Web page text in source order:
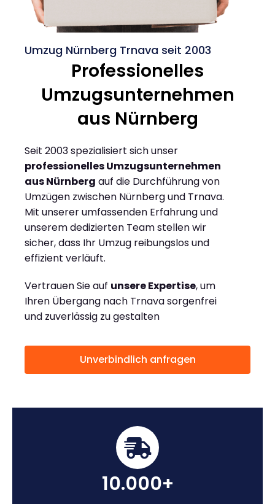
Umzug Nürnberg Trnava seit 2003
Professionelles
Umzugsunternehmen
aus Nürnberg
Seit 2003 spezialisiert sich unser
professionelles Umzugsunternehmen
aus Nürnberg auf die Durchführung von
Umzügen zwischen Nürnberg und Trnava.
Mit unserer umfassenden Erfahrung und
unserem dedizierten Team stellen wir
sicher, dass Ihr Umzug reibungslos und
effizient verläuft.
Vertrauen Sie auf unsere Expertise, um
Ihren Übergang nach Trnava sorgenfrei
und zuverlässig zu gestalten
Unverbindlich anfragen
10.000+